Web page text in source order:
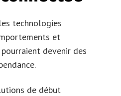
technologies
et
devenir des
de début